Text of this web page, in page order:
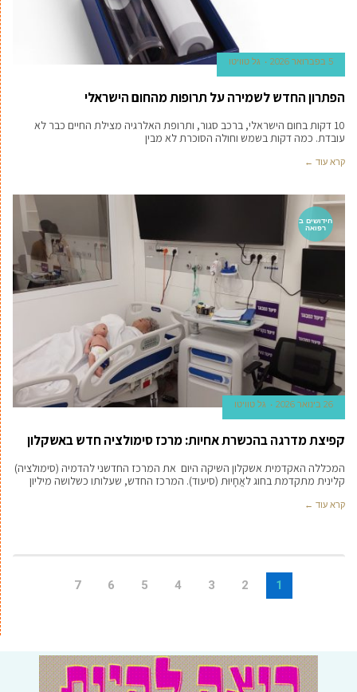
5 בפברואר 2026 גל טוויטו
הפתרון החדש לשמירה על תרופות מהחום הישראלי
10 דקות בחום הישראלי, ברכב סגור, ותרופת האלרגיה מצילת החיים כבר לא
עובדת. כמה דקות בשמש וחולה הסוכרת לא מבין
קרא עוד ←
חידושים ב
רפואה
26 בינואר 2026 גל טוויטו
קפיצת מדרגה בהכשרת אחיות: מרכז סימולציה חדש באשקלון
המכללה האקדמית אשקלון השיקה היום את המרכז החדשני להדמיה (סימולציה)
קלינית מתקדמת בחוג לאֲחָיוּת (סיעוד). המרכז החדש, שעלותו כשלושה מיליון
קרא עוד ←
1
2
3
4
5
6
7